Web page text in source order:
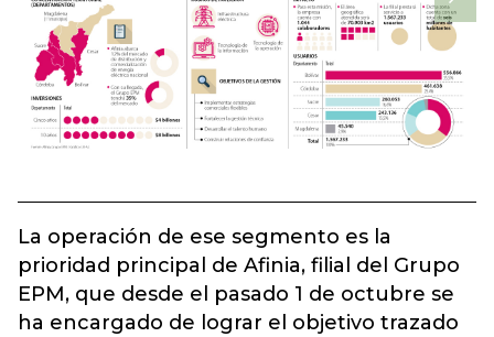
La operación de ese segmento es la
prioridad principal de Afinia, filial del Grupo
EPM, que desde el pasado 1 de octubre se
ha encargado de lograr el objetivo trazado